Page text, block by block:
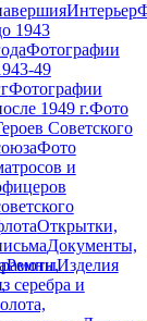
Ремни,
Интерьер
1943
Фотографии
49
Фотографии
1949 г.Фото
Советского
Фото
и
Открытки,
Документы,
Изделия
серебра и